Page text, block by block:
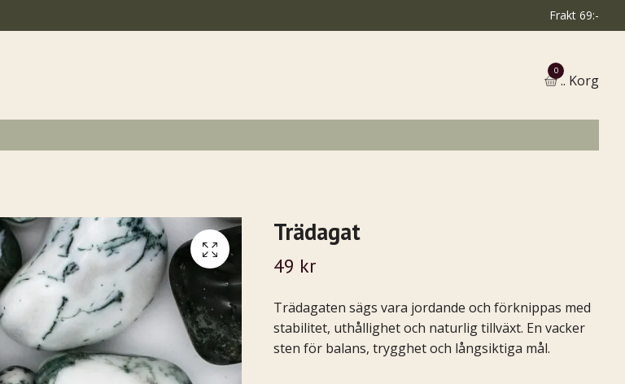
Frakt 69:-
0
.. Korg
Trädagat
49 kr
Trädagaten sägs vara jordande och förknippas med
stabilitet, uthållighet och naturlig tillväxt. En vacker
sten för balans, trygghet och långsiktiga mål.